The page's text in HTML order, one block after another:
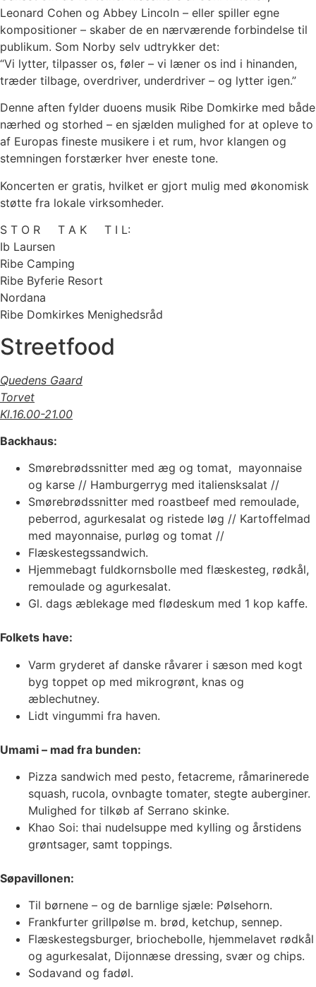
Leonard Cohen og Abbey Lincoln – eller spiller egne
kompositioner – skaber de en nærværende forbindelse til
publikum. Som Norby selv udtrykker det:
“Vi lytter, tilpasser os, føler – vi læner os ind i hinanden,
træder tilbage, overdriver, underdriver – og lytter igen.”
Denne aften fylder duoens musik Ribe Domkirke med både
nærhed og storhed – en sjælden mulighed for at opleve to
af Europas fineste musikere i et rum, hvor klangen og
stemningen forstærker hver eneste tone.
Koncerten er gratis, hvilket er gjort mulig med økonomisk
støtte fra lokale virksomheder.
S T O R T A K T I L:
Ib Laursen
Ribe Camping
Ribe Byferie Resort
Nordana
Ribe Domkirkes Menighedsråd
Streetfood
Quedens Gaard
Torvet
Kl.16.00-21.00
Backhaus:
Smørebrødssnitter med æg og tomat, mayonnaise
og karse // Hamburgerryg med italiensksalat //
Smørebrødssnitter med roastbeef med remoulade,
peberrod, agurkesalat og ristede løg // Kartoffelmad
med mayonnaise, purløg og tomat //
Flæskestegssandwich.
Hjemmebagt fuldkornsbolle med flæskesteg, rødkål,
remoulade og agurkesalat.
Gl. dags æblekage med flødeskum med 1 kop kaffe.
Folkets have:
Varm gryderet af danske råvarer i sæson med kogt
byg toppet op med mikrogrønt, knas og
æblechutney.
Lidt vingummi fra haven.
Umami – mad fra bunden:
Pizza sandwich med pesto, fetacreme, råmarinerede
squash, rucola, ovnbagte tomater, stegte auberginer.
Mulighed for tilkøb af Serrano skinke.
Khao Soi: thai nudelsuppe med kylling og årstidens
grøntsager, samt toppings.
Søpavillonen:
Til børnene – og de barnlige sjæle: Pølsehorn.
Frankfurter grillpølse m. brød, ketchup, sennep.
Flæskestegsburger, briochebolle, hjemmelavet rødkål
og agurkesalat, Dijonnæse dressing, svær og chips.
Sodavand og fadøl.